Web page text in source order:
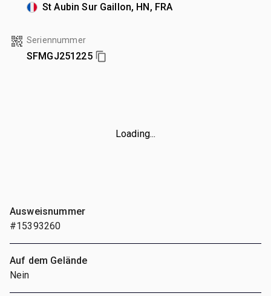
St Aubin Sur Gaillon, HN, FRA
Seriennummer
SFMGJ251225
Loading...
Ausweisnummer
#15393260
Auf dem Gelände
Nein